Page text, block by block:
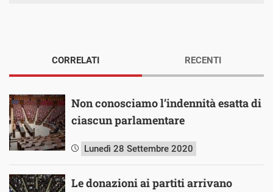
CORRELATI
Non conosciamo l’indennità esatta di
ciascun parlamentare
Lunedì 28 Settembre 2020
Le donazioni ai partiti arrivano
RECENTI